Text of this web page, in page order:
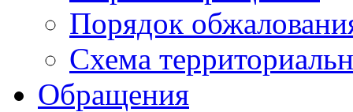
Порядок
Схема
Обращения